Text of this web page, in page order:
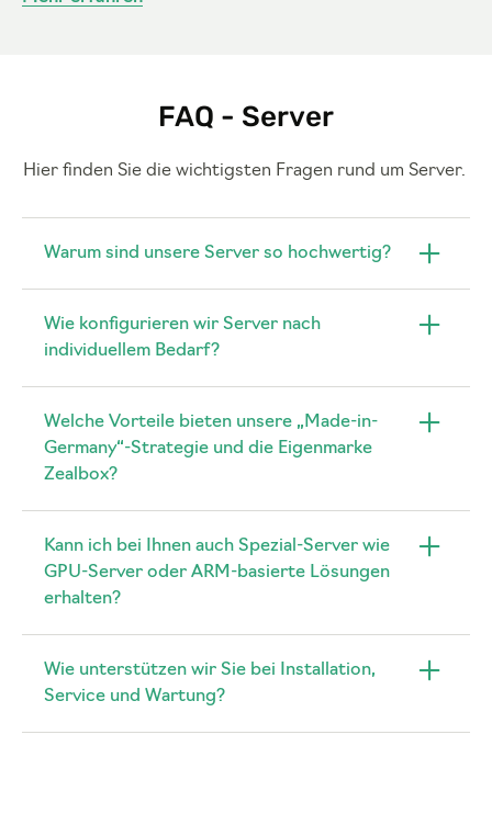
FAQ - Server
Hier finden Sie die wichtigsten Fragen rund um Server.
Warum sind unsere Server so hochwertig?
Wie konfigurieren wir Server nach
individuellem Bedarf?
Welche Vorteile bieten unsere „Made-in-
Germany“-Strategie und die Eigenmarke
Zealbox?
Kann ich bei Ihnen auch Spezial-Server wie
GPU-Server oder ARM-basierte Lösungen
erhalten?
Wie unterstützen wir Sie bei Installation,
Service und Wartung?